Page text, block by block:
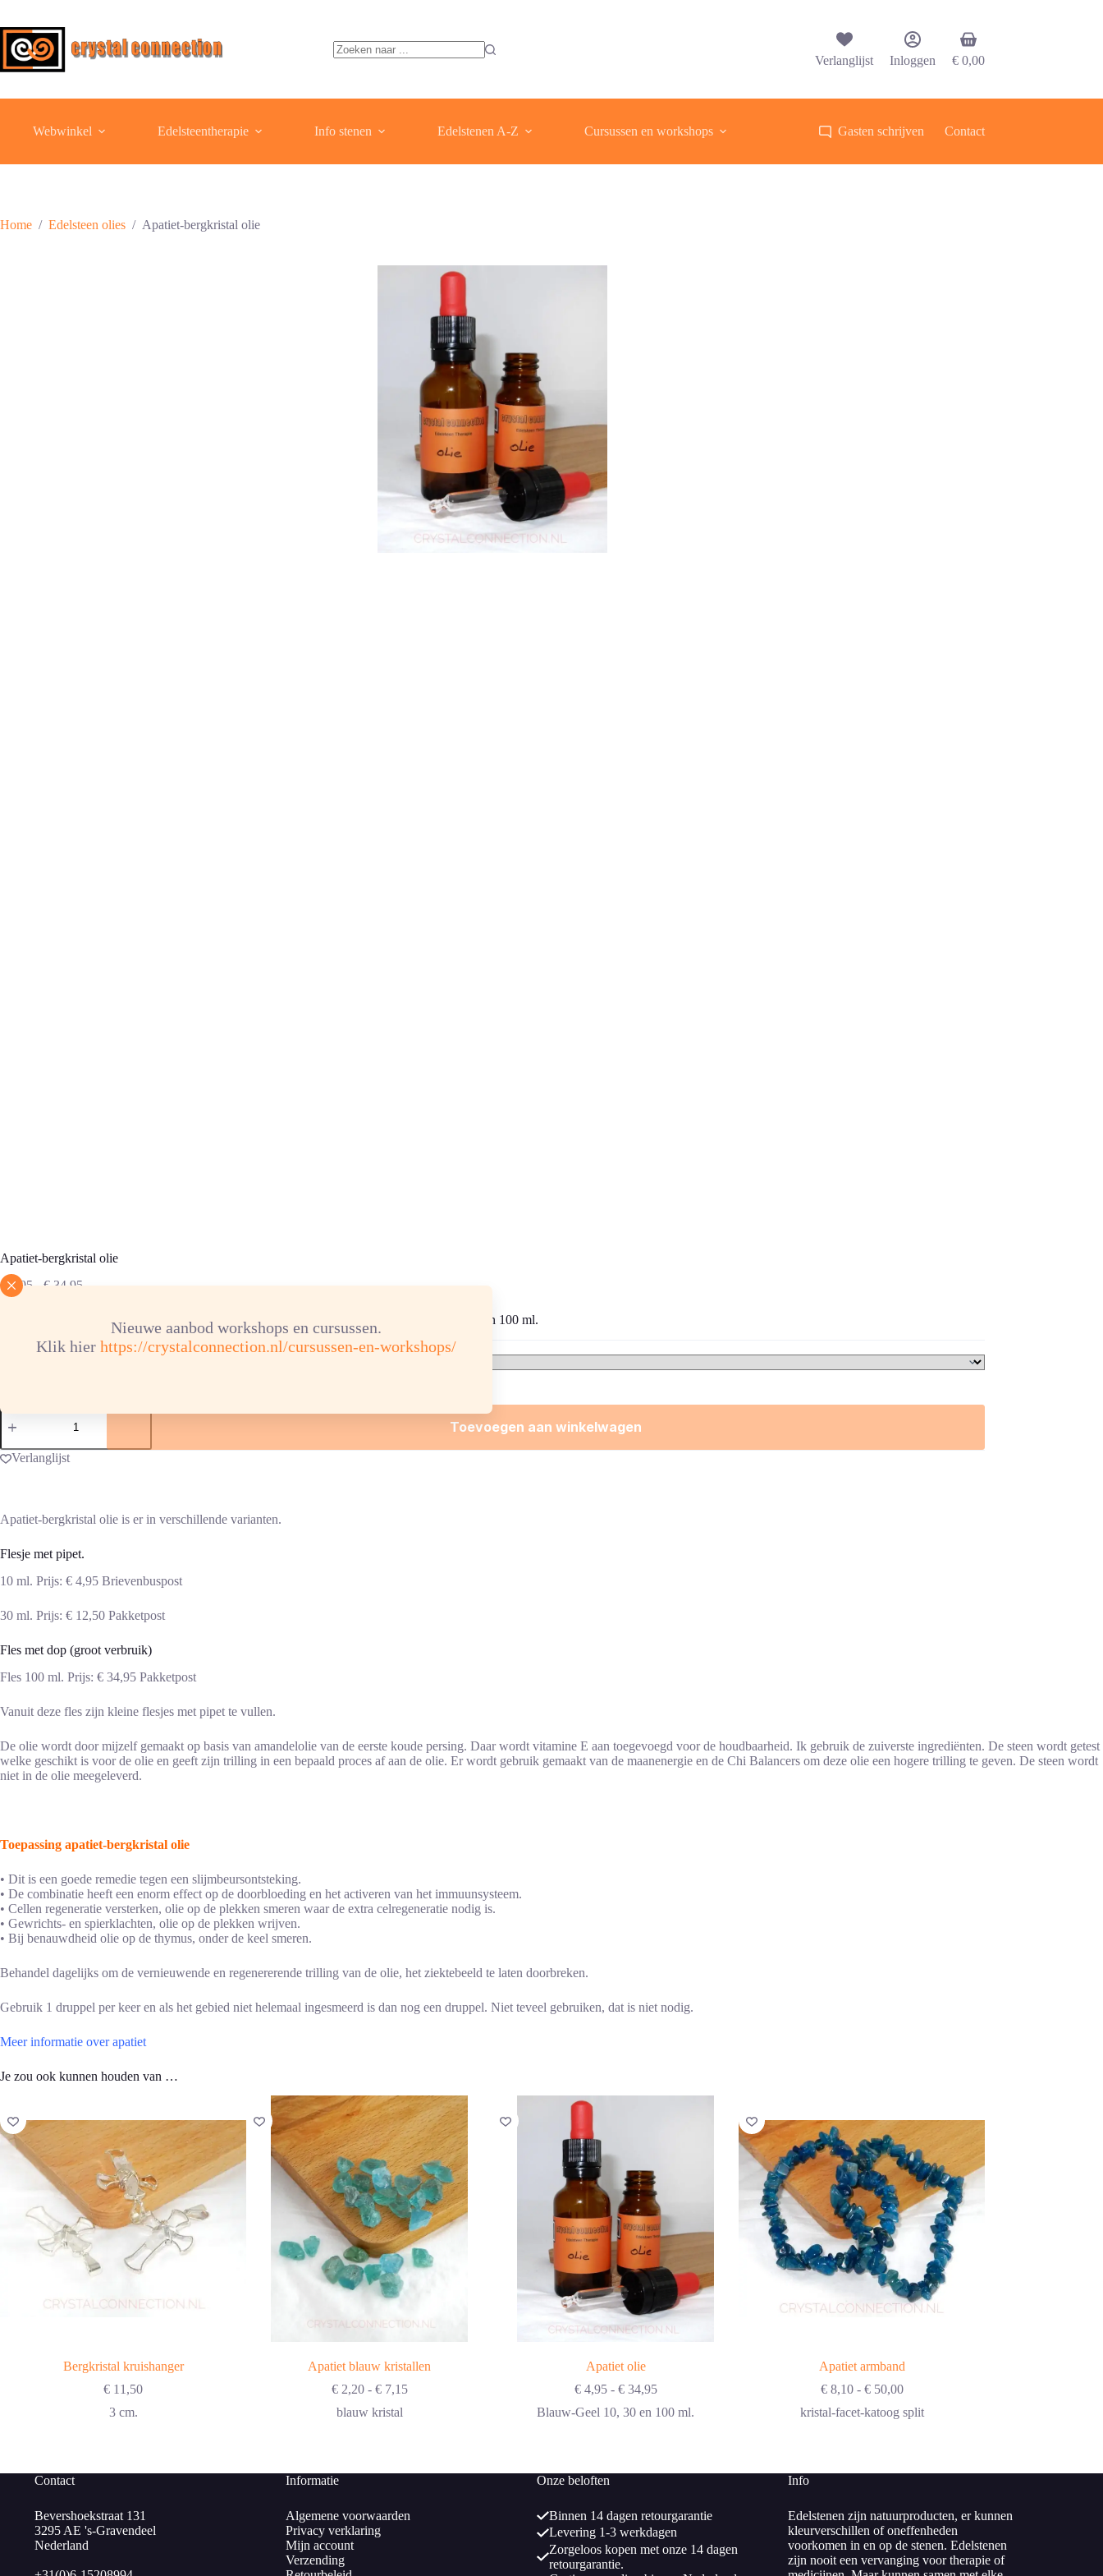
de
inhoud
Nieuwe aanbod workshops en cursussen.
Klik hier https://crystalconnection.nl/cursussen-en-workshops/
Verlanglijst Inloggen
Winkelwagen
€ 0,00
Webwinkel Edelsteentherapie Info stenen Edelstenen A-Z Cursussen en workshops Gasten schrijven Contact
Home / Edelsteen olies / Apatiet-bergkristal olie
Apatiet-bergkristal olie
€ 4,95 - €34,95Prijsklasse:
€ 34,95
10, 30 en 100 ml.
inhoud flesje
Apatiet-
bergkristal
aantal
Toevoegen aan winkelwagen
Verlanglijst
Apatiet-bergkristal olie is er in verschillende varianten.
Flesje met pipet.
10 ml. Prijs: € 4,95 Brievenbuspost
30 ml. Prijs: € 12,50 Pakketpost
Fles met dop (groot verbruik)
Fles 100 ml. Prijs: € 34,95 Pakketpost
Vanuit deze fles zijn kleine flesjes met pipet te vullen.
De olie wordt door mijzelf gemaakt op basis van amandelolie van de eerste koude persing. Daar wordt vitamine E aan toegevoegd voor de houdbaarheid. Ik gebruik de zuiverste ingrediënten. De steen wordt getest
welke geschikt is voor de olie en geeft zijn trilling in een bepaald proces af aan de olie. Er wordt gebruik gemaakt van de maanenergie en de Chi Balancers om deze olie een hogere trilling te geven. De steen wordt
niet in de olie meegeleverd.
Toepassing apatiet-bergkristal olie
• Dit is een goede remedie tegen een slijmbeursontsteking.
• De combinatie heeft een enorm effect op de doorbloeding en het activeren van het immuunsysteem.
• Cellen regeneratie versterken, olie op de plekken smeren waar de extra celregeneratie nodig is.
• Gewrichts- en spierklachten, olie op de plekken wrijven.
• Bij benauwdheid olie op de thymus, onder de keel smeren.
Behandel dagelijks om de vernieuwende en regenererende trilling van de olie, het ziektebeeld te laten doorbreken.
Gebruik 1 druppel per keer en als het gebied niet helemaal ingesmeerd is dan nog een druppel. Niet teveel gebruiken, dat is niet nodig.
Meer informatie over apatiet
Je zou ook kunnen houden van …
Bergkristal kruishanger
€ 11,50
3 cm.
Apatiet blauw kristallen
€2,20 - €7,15Prijsklasse:
blauw kristal
Apatiet olie
€4,95 - €34,95Prijsklasse:
tot
Blauw-Geel 10, 30 en 100 ml.
Apatiet armband
€8,10 - €50,00Prijsklasse:
tot
kristal-facet-katoog split
Contact
Bevershoekstraat 131
3295 AE 's-Gravendeel
Nederland
Informatie
Algemene voorwaarden
Privacy verklaring
Mijn account
Verzending
Onze beloften
Binnen 14 dagen retourgarantie
Levering 1-3 werkdagen
Zorgeloos kopen met onze 14 dagen
retourgarantie.
Info
Edelstenen zijn natuurproducten, er kunnen
kleurverschillen of oneffenheden
voorkomen in en op de stenen. Edelstenen
zijn nooit een vervanging voor therapie of